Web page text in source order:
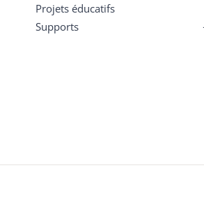
Projets éducatifs
Supports